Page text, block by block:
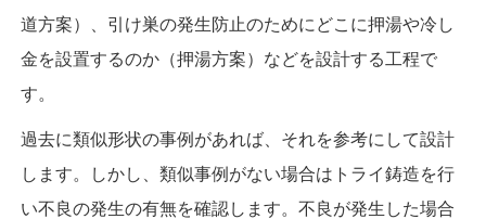
道方案）、引け巣の発生防止のためにどこに押湯や冷し
金を設置するのか（押湯方案）などを設計する工程で
す。
過去に類似形状の事例があれば、それを参考にして設計
します。しかし、類似事例がない場合はトライ鋳造を行
い不良の発生の有無を確認します。不良が発生した場合